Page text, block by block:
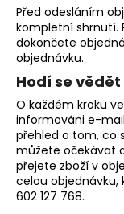
Před odesláním
kompletní shrnutí.
dokončete
objednávku.
Hodí se vědět
O každém kroku
informováni e-
přehled o tom, co
můžete očekávat
přejete zboží v
celou
602 127 768.
D
o
p
o